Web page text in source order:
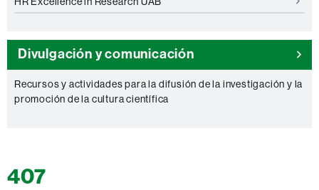
Divulgación y comunicación
Recursos y actividades para la difusión de la investigación y la
promoción de la cultura científica
407